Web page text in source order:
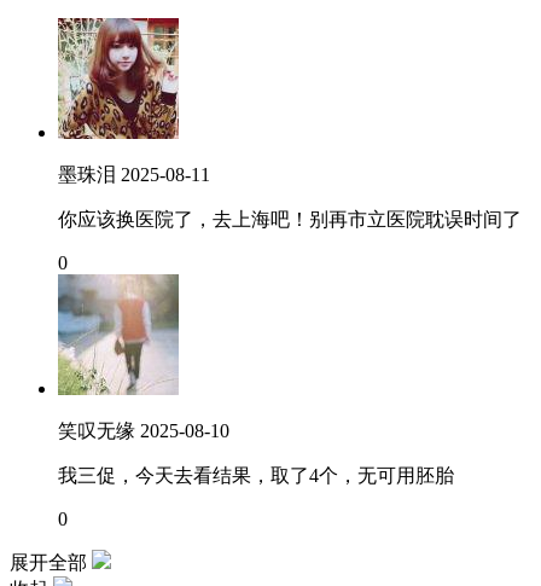
墨珠泪 2025-08-11
你应该换医院了，去上海吧！别再市立医院耽误时间了
0
笑叹无缘 2025-08-10
我三促，今天去看结果，取了4个，无可用胚胎
0
展开全部